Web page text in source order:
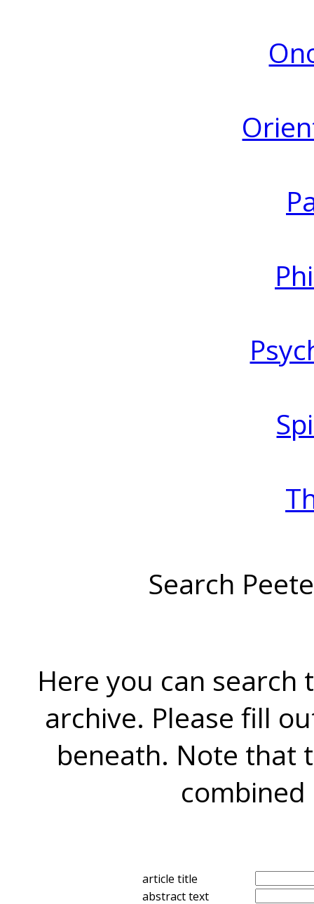
Search
Here you can search
archive. Please fill
beneath. Note that
combined
article title
abstract text